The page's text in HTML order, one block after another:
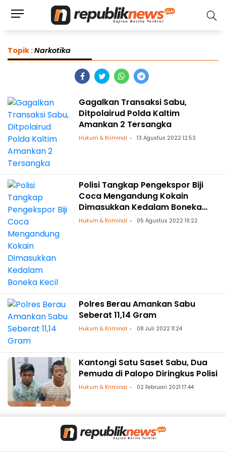
Topik :Narkotika
Gagalkan Transaksi Sabu,
Ditpolairud Polda Kaltim
Amankan 2 Tersangka
Hukum & Kriminal 13 Agustus 2022 12:53
Polisi Tangkap Pengekspor Biji
Coca Mengandung Kokain
Dimasukkan Kedalam Boneka
Kecil
Hukum & Kriminal 05 Agustus 2022 19:22
Polres Berau Amankan Sabu
Seberat 11,14 Gram
Hukum & Kriminal 08 Juli 2022 11:24
Kantongi Satu Saset Sabu, Dua
Pemuda di Palopo Diringkus Polisi
Hukum & Kriminal 02 Februari 2021 17:44